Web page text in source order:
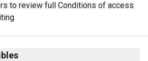
08:00 - 22:00
to review full Conditions of access